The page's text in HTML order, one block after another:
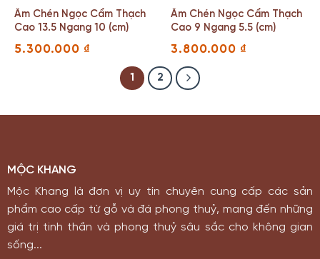
Ấm Chén Ngọc Cẩm Thạch
Cao 13.5 Ngang 10 (cm)
5.300.000 ₫
Ấm Chén Ngọc Cẩm Thạch
Cao 9 Ngang 5.5 (cm)
3.800.000 ₫
1 2
MỘC KHANG
Mộc Khang là đơn vị uy tín chuyên cung cấp các sản
phẩm cao cấp từ gỗ và đá phong thuỷ, mang đến những
giá trị tinh thần và phong thuỷ sâu sắc cho không gian
sống...